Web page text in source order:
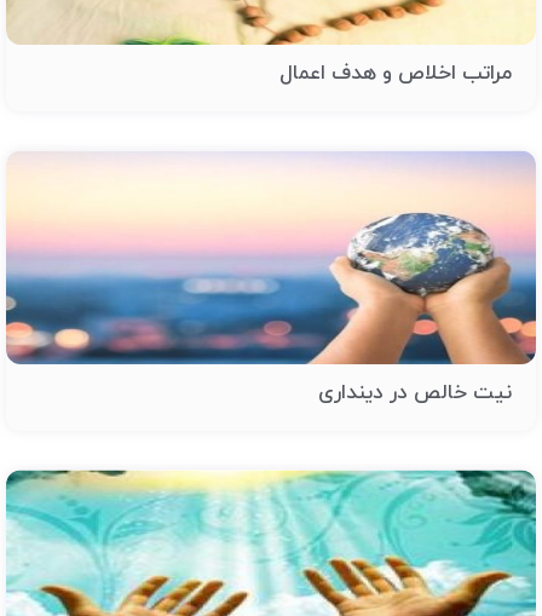
مراتب اخلاص و هدف اعمال
نیت خالص در دینداری